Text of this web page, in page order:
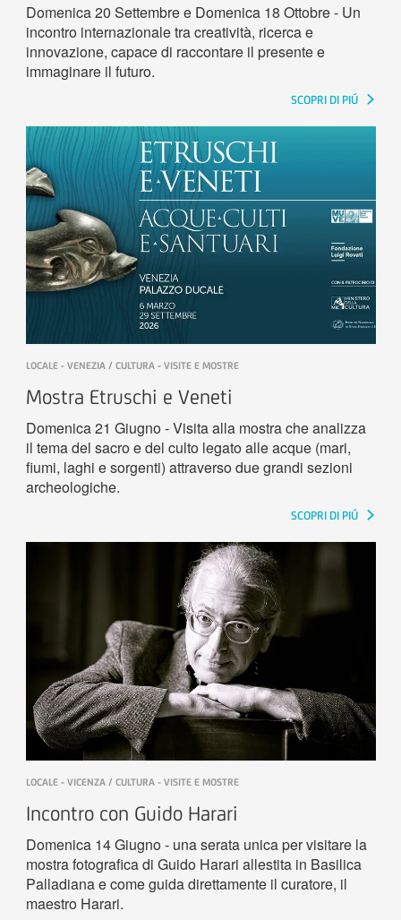
Domenica 20 Settembre e Domenica 18 Ottobre - Un
incontro internazionale tra creatività, ricerca e
innovazione, capace di raccontare il presente e
immaginare il futuro.
SCOPRI DI PIÚ
LOCALE - VENEZIA / CULTURA - VISITE E MOSTRE
Mostra Etruschi e Veneti
Domenica 21 Giugno - Visita alla mostra che analizza
il tema del sacro e del culto legato alle acque (mari,
fiumi, laghi e sorgenti) attraverso due grandi sezioni
archeologiche.
SCOPRI DI PIÚ
LOCALE - VICENZA / CULTURA - VISITE E MOSTRE
Incontro con Guido Harari
Domenica 14 Giugno - una serata unica per visitare la
mostra fotografica di Guido Harari allestita in Basilica
Palladiana e come guida direttamente il curatore, il
maestro Harari.